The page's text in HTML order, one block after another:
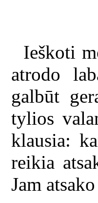
Ieškoti
atrodo
galbūt
tylios
klausia:
reikia
Jam